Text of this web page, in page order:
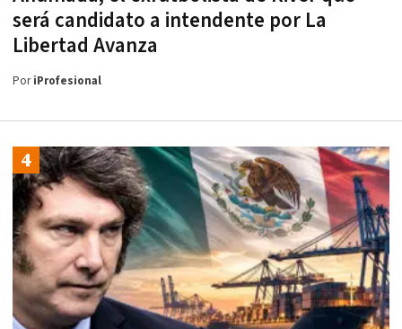
será candidato a intendente por La
Libertad Avanza
PoriProfesional